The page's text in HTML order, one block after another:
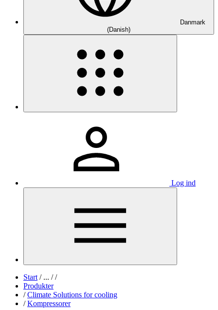
Danmark
(Danish)
Log ind
Start /... / /
Produkter
/ Climate Solutions for cooling
/ Kompressorer